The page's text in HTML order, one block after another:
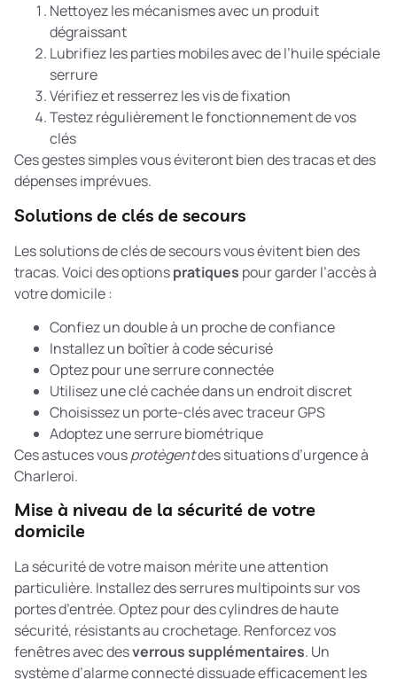
Nettoyez les mécanismes avec un produit
dégraissant
Lubrifiez les parties mobiles avec de l’huile spéciale
serrure
Vérifiez et resserrez les vis de fixation
Testez régulièrement le fonctionnement de vos
clés
Ces gestes simples vous éviteront bien des tracas et des
dépenses imprévues.
Solutions de clés de secours
Les solutions de clés de secours vous évitent bien des
tracas. Voici des optionspratiques pour garder l’accès à
votre domicile :
Confiez un double à un proche de confiance
Installez un boîtier à code sécurisé
Optez pour une serrure connectée
Utilisez une clé cachée dans un endroit discret
Choisissez un porte-clés avec traceur GPS
Adoptez une serrure biométrique
Ces astuces vousprotègentdes situations d’urgence à
Charleroi.
Mise à niveau de la sécurité de votre
domicile
La sécurité de votre maison mérite une attention
particulière. Installez des serrures multipoints sur vos
portes d’entrée. Optez pour des cylindres de haute
sécurité, résistants au crochetage. Renforcez vos
fenêtres avec desverrous supplémentaires. Un
système d’alarme connecté dissuade efficacement les